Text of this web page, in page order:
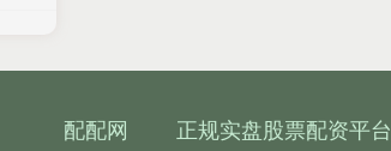
配配网 正规实盘股票配资平台